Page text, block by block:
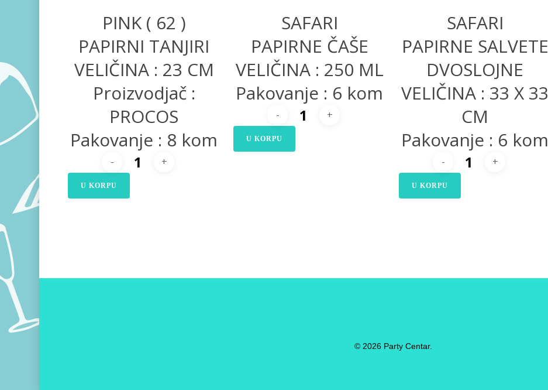
PINK ( 62 )
PAPIRNI TANJIRI
VELIČINA : 23 CM
Proizvodjač :
PROCOS
Pakovanje : 8 kom
U KORPU
SAFARI
PAPIRNE ČAŠE
VELIČINA : 250 ML
Pakovanje : 6 kom
U KORPU
SAFARI
PAPIRNE SALVETE
DVOSLOJNE
VELIČINA : 33 X 33
CM
Pakovanje : 6 kom
U KORPU
© 2026 Party Centar.